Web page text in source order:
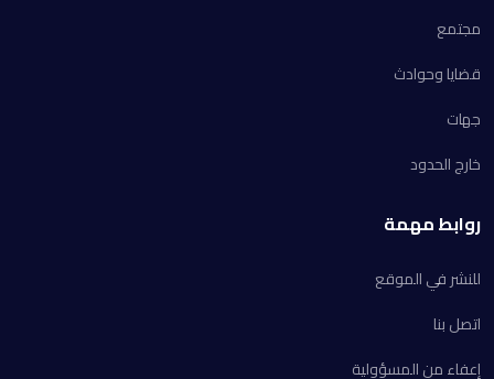
مجتمع
قضايا وحوادث
جهات
خارج الحدود
روابط مهمة
للنشر في الموقع
اتصل بنا
إعفاء من المسؤولية